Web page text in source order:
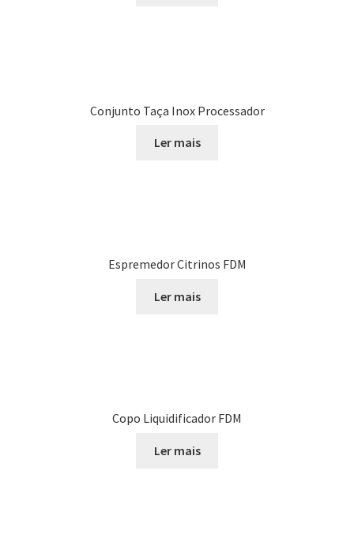
Conjunto Taça Inox Processador
Ler mais
Espremedor Citrinos FDM
Ler mais
Copo Liquidificador FDM
Ler mais